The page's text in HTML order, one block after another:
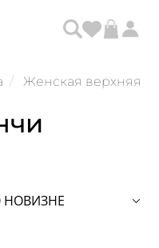
Женская верхняя
НОВИЗНЕ